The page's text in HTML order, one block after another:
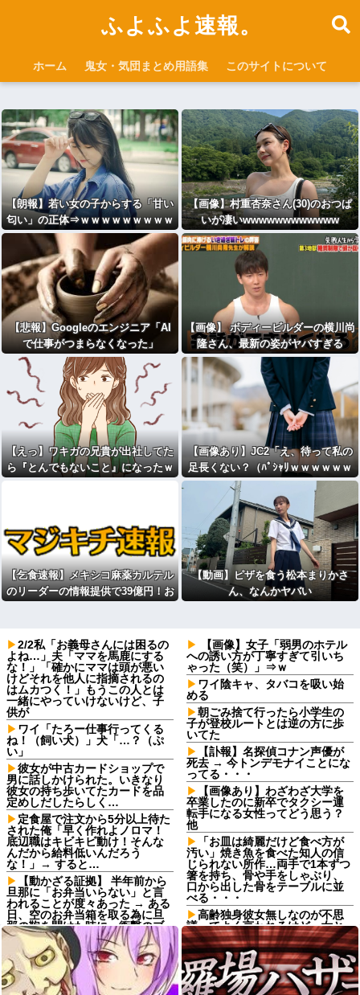
ふよふよ速報。
ホーム 鬼女・気団まとめ用語集 このサイトについて
【朗報】若い女の子からする「甘い
匂い」の正体⇒ｗｗｗｗｗｗｗｗｗ
ｗｗｗｗ
【画像】村重杏奈さん(30)のおつぱ
いが凄いwwwwwwwwwwww
【悲報】Googleのエンジニア「AI
で仕事がつまらなくなった」
【画像】 ボディービルダーの横川尚
隆さん、最新の姿がヤバすぎる
【えっ】ワキガの兄貴が出社してた
ら『とんでもないこと』になったｗ
【画像あり】JC2「え、待って私の
足長くない？（ﾊﾟｼｬﾘｗｗｗｗｗｗ
ｗｗｗ)⇒
【乞食速報】メキシコ麻薬カルテル
のリーダーの情報提供で39億円！お
【動画】ピザを食う松本まりかさ
ん、なんかヤバい
2/2私「お義母さんには困るの
よね…」夫「ママを馬鹿にする
な！」「確かにママは頭が悪い
けどそれを他人に指摘されるの
はムカつく！」もうこの人とは
一緒にやっていけないけど、子
供が
ワイ「たろー仕事行ってくる
ね！（飼い犬）」犬「…？（ぷ
い」
彼女が中古カードショップで
男に話しかけられた。いきなり
彼女の持ち歩いてたカードを品
定めしだしたらしく…
定食屋で注文から5分以上待た
された俺「早く作れよノロマ！
底辺職はキビキビ動け！そんな
んだから給料低いんだろう
な！」→ すると…
【動かざる証拠】 半年前から
旦那に「お弁当いらない」と言
われることが度々あった → ある
日、空のお弁当箱を取る為に旦
那の鞄を開けた時に、衝撃のブ
ツを発見してしまう…
元夫「会社をクビになっ
た…」私「そうなんだ…」→フ
リン相手と再婚した元夫の転落
を聞いて複雑な気持ちになり…
【画像】女子「弱男のホテル
への誘い方が丁寧すぎて引いち
ゃった（笑）」⇒ｗ
ワイ陰キャ、タバコを吸い始
める
朝ごみ捨て行ったら小学生の
子が登校ルートとは逆の方に歩
いてた
【訃報】名探偵コナン声優が
死去 → 今トンデモナイことにな
ってる・・・
【画像あり】わざわざ大学を
卒業したのに新卒でタクシー運
転手になる女性ってどう思う？
他
「お皿は綺麗だけど食べ方が
汚い」焼き魚を食べた知人の信
じられない所作…両手で1本ずつ
箸を持ち、骨や手をしゃぶり、
口から出した骨をテーブルに並
べる・・・
高齢独身彼女無しなのが不思
議ってよく言われるけど、女と
人付き合いとかめんどくさすぎ
る
【画像】 ボディービルダーの
横川尚隆さん、最新の姿がヤバ
すぎる